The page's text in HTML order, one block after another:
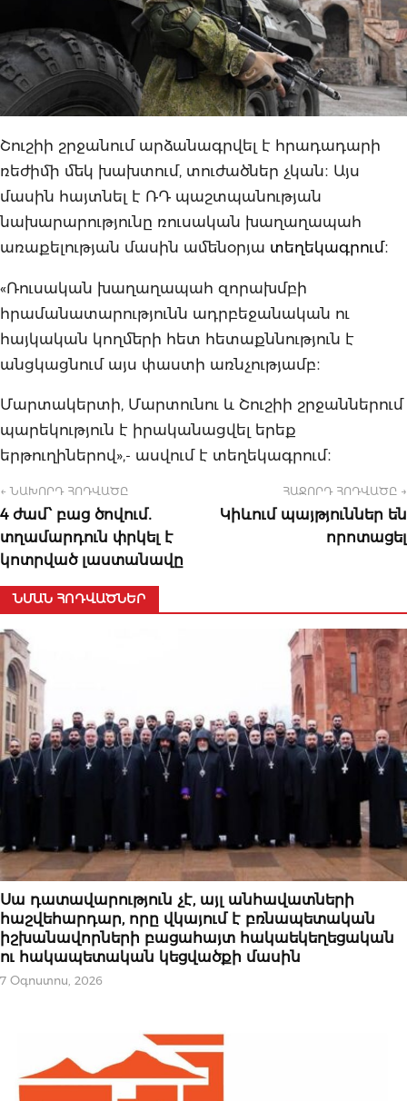
Շուշիի շրջանում արձանագրվել է հրադադարի
ռեժիմի մեկ խախտում, տուժածներ չկան։ Այս
մասին հայտնել է ՌԴ պաշտպանության
նախարարությունը ռուսական խաղաղապահ
առաքելության մասին ամենօրյա տեղեկագրում։
«Ռուսական խաղաղապահ զորախմբի
հրամանատարությունն ադրբեջանական ու
հայկական կողմերի հետ հետաքննություն է
անցկացնում այս փաստի առնչությամբ։
Մարտակերտի, Մարտունու և Շուշիի շրջաններում
պարեկություն է իրականացվել երեք
երթուղիներով»,- ասվում է տեղեկագրում։
← ՆԱԽՈՐԴ ՀՈԴՎԱԾԸ
4 ժամ՝ բաց ծովում․
տղամարդուն փրկել է
կոտրված լաստանավը
ՀԱՋՈՐԴ ՀՈԴՎԱԾԸ →
Կիևում պայթյուններ են
որոտացել
ՆՄԱՆ ՀՈԴՎԱԾՆԵՐ
ԿԱՐԵՎՈՐԸ
Սա դատավարություն չէ, այլ անհավատների
հաշվեհարդար, որը վկայում է բռնապետական
իշխանավորների բացահայտ հակաեկեղեցական
ու հակապետական կեցվածքի մասին
7 Օգոստոս, 2026